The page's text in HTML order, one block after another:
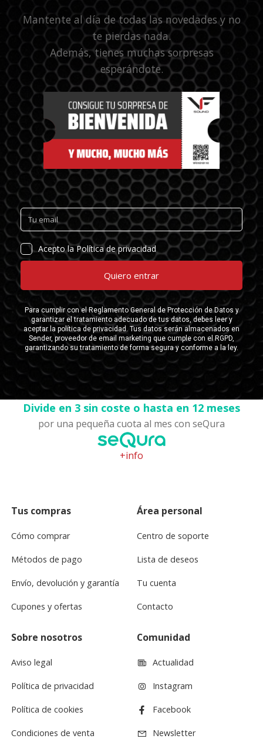
Mantente al día de todas las novedades y no
te pierdas nada.
Además, tienes muchas sorpresas
esperándote.
Divide en 3 sin coste o hasta en 12 meses
por una pequeña cuota al mes con seQura
+info
Tus compras
Cómo comprar
Métodos de pago
Envío, devolución y garantía
Cupones y ofertas
Área personal
Centro de soporte
Lista de deseos
Tu cuenta
Contacto
Sobre nosotros
Aviso legal
Política de privacidad
Política de cookies
Condiciones de venta
Comunidad
Actualidad
Instagram
Facebook
Newsletter